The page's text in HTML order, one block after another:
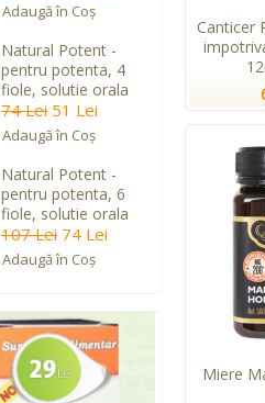
Adaugă în Coş
Natural Potent -
pentru potenta, 4
fiole, solutie orala
74 Lei 51 Lei
Adaugă în Coş
Natural Potent -
pentru potenta, 6
fiole, solutie orala
107 Lei 74 Lei
Adaugă în Coş
Canticer
Miere